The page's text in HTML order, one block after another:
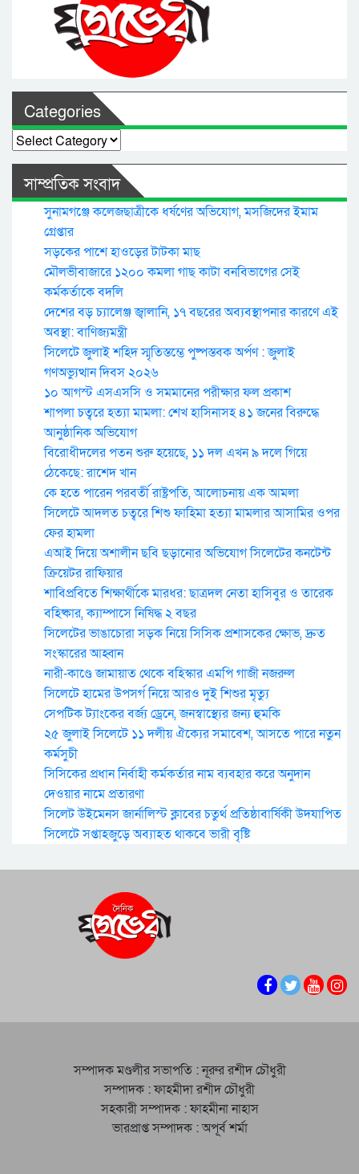
Categories
Categories
সাম্প্রতিক সংবাদ
সুনামগঞ্জে কলেজছাত্রীকে ধর্ষণের অভিযোগ, মসজিদের ইমাম
গ্রেপ্তার
সড়কের পাশে হাওড়ের টাটকা মাছ
মৌলভীবাজারে ১২০০ কমলা গাছ কাটা বনবিভাগের সেই
কর্মকর্তাকে বদলি
দেশের বড় চ্যালেঞ্জ জ্বালানি, ১৭ বছরের অব্যবস্থাপনার কারণে এই
অবস্থা: বাণিজ্যমন্ত্রী
সিলেটে জুলাই শহিদ স্মৃতিস্তম্ভে পুষ্পস্তবক অর্পণ : জুলাই
গণঅভ্যুত্থান দিবস ২০২৬
১০ আগস্ট এসএসসি ও সমমানের পরীক্ষার ফল প্রকাশ
শাপলা চত্বরে হত্যা মামলা: শেখ হাসিনাসহ ৪১ জনের বিরুদ্ধে
আনুষ্ঠানিক অভিযোগ
বিরোধীদলের পতন শুরু হয়েছে, ১১ দল এখন ৯ দলে গিয়ে
ঠেকেছে: রাশেদ খান
কে হতে পারেন পরবর্তী রাষ্ট্রপতি, আলোচনায় এক আমলা
সিলেটে আদলত চত্বরে শিশু ফাহিমা হত্যা মামলার আসামির ওপর
ফের হামলা
এআই দিয়ে অশালীন ছবি ছড়ানোর অভিযোগ সিলেটের কনটেন্ট
ক্রিয়েটর রাফিয়ার
শাবিপ্রবিতে শিক্ষার্থীকে মারধর: ছাত্রদল নেতা হাসিবুর ও তারেক
বহিষ্কার, ক্যাম্পাসে নিষিদ্ধ ২ বছর
সিলেটের ভাঙাচোরা সড়ক নিয়ে সিসিক প্রশাসকের ক্ষোভ, দ্রুত
সংস্কারের আহ্বান
নারী-কাণ্ডে জামায়াত থেকে বহিস্কার এমপি গাজী নজরুল
সিলেটে হামের উপসর্গ নিয়ে আরও দুই শিশুর মৃত্যু
সেপটিক ট্যাংকের বর্জ্য ড্রেনে, জনস্বাস্থ্যের জন্য হুমকি
২৫ জুলাই সিলেটে ১১ দলীয় ঐক্যের সমাবেশ, আসতে পারে নতুন
কর্মসুচী
সিসিকের প্রধান নির্বাহী কর্মকর্তার নাম ব্যবহার করে অনুদান
দেওয়ার নামে প্রতারণা
সিলেট উইমেনস জার্নালিস্ট ক্লাবের চতুর্থ প্রতিষ্ঠাবার্ষিকী উদযাপিত
সিলেটে সপ্তাহজুড়ে অব্যাহত থাকবে ভারী বৃষ্টি
সম্পাদক মণ্ডলীর সভাপতি : নূরুর রশীদ চৌধুরী
সম্পাদক : ফাহমীদা রশীদ চৌধুরী
সহকারী সম্পাদক : ফাহমীনা নাহাস
ভারপ্রাপ্ত সম্পাদক : অপূর্ব শর্মা